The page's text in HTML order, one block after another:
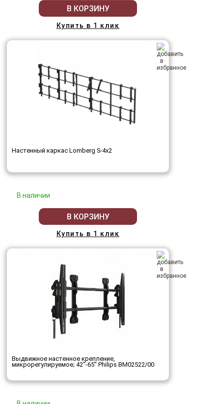
В КОРЗИНУ
Купить в 1 клик
Настенный каркас Lomberg S-4х2
В наличии
В КОРЗИНУ
Купить в 1 клик
Выдвижное настенное крепление,
микрорегулируемое; 42"-65" Philips BM02522/00